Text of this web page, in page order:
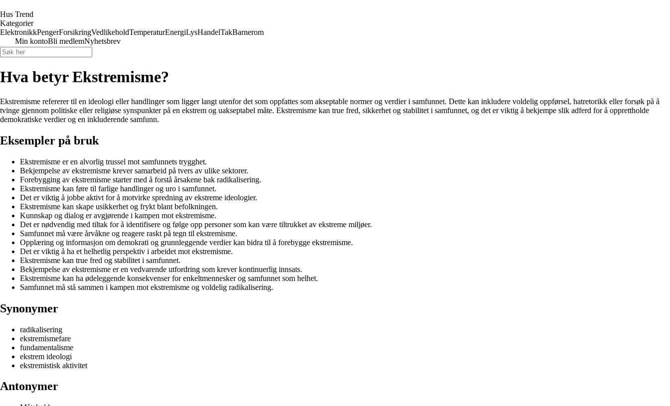
Hus Trend
Kategorier
ElektronikkPengerForsikringVedlikeholdTemperaturEnergiLysHandelTakBarnerom
Min kontoBli medlemNyhetsbrev
Hva betyr Ekstremisme?
Ekstremisme refererer til en ideologi eller handlinger som ligger langt utenfor det som oppfattes som akseptable normer og verdier i samfunnet. Dette kan inkludere voldelig oppførsel, hatretorikk eller forsøk på å
tvinge gjennom politiske eller religiøse synspunkter på en ekstrem og uakseptabel måte. Ekstremisme kan true fred, sikkerhet og stabilitet i samfunnet, og det er viktig å bekjempe slik adferd for å opprettholde
demokratiske verdier og en inkluderende samfunn.
Eksempler på bruk
Ekstremisme er en alvorlig trussel mot samfunnets trygghet.
Bekjempelse av ekstremisme krever samarbeid på tvers av ulike sektorer.
Forebygging av ekstremisme starter med å forstå årsakene bak radikalisering.
Ekstremisme kan føre til farlige handlinger og uro i samfunnet.
Det er viktig å jobbe aktivt for å motvirke spredning av ekstreme ideologier.
Ekstremisme kan skape usikkerhet og frykt blant befolkningen.
Kunnskap og dialog er avgjørende i kampen mot ekstremisme.
Det er nødvendig med tiltak for å identifisere og følge opp personer som kan være tiltrukket av ekstreme miljøer.
Samfunnet må være årvåkne og reagere raskt på tegn til ekstremisme.
Opplæring og informasjon om demokrati og grunnleggende verdier kan bidra til å forebygge ekstremisme.
Det er viktig å ha et helhetlig perspektiv i arbeidet mot ekstremisme.
Ekstremisme kan true fred og stabilitet i samfunnet.
Bekjempelse av ekstremisme er en vedvarende utfordring som krever kontinuerlig innsats.
Ekstremisme kan ha ødeleggende konsekvenser for enkeltmennesker og samfunnet som helhet.
Samfunnet må stå sammen i kampen mot ekstremisme og voldelig radikalisering.
Synonymer
radikalisering
ekstremismefare
fundamentalisme
ekstrem ideologi
ekstremistisk aktivitet
Antonymer